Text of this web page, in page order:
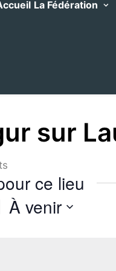
La Fédération
sur
ce lieu
À venir